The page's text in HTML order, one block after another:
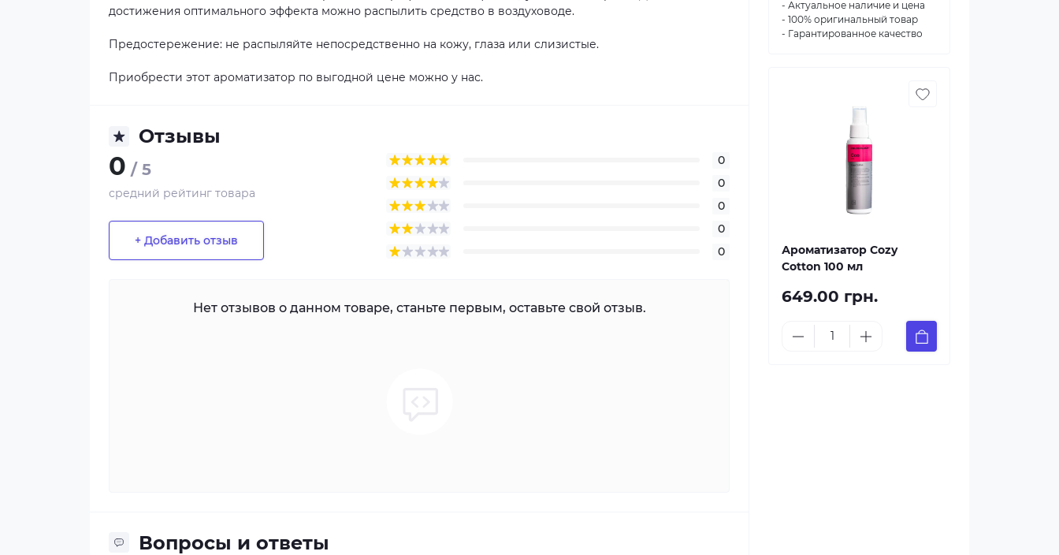
достижения оптимального эффекта можно распылить средство в воздуховоде.
Предостережение: не распыляйте непосредственно на кожу, глаза или слизистые.
Приобрести этот ароматизатор по выгодной цене можно у нас.
Отзывы
0 / 5
средний рейтинг товара
+ Добавить отзыв
0
0
0
0
0
Нет отзывов о данном товаре, станьте первым, оставьте свой отзыв.
Вопросы и ответы
- Актуальное наличие и цена
- 100% оригинальный товар
- Гарантированное качество
Ароматизатор Cozy
Cotton 100 мл
649.00 грн.